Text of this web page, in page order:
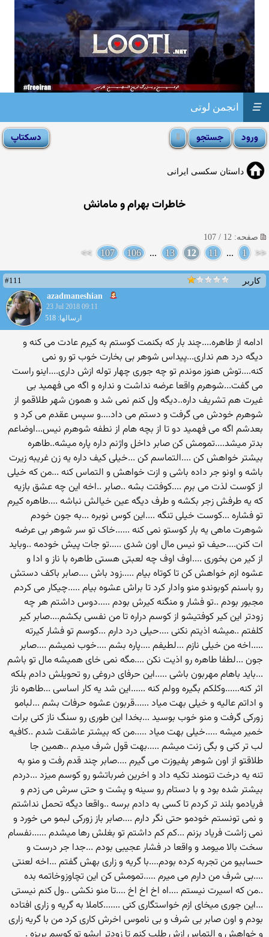
انجمن لوتی ☰
داستان سکسی ایرانی
خاطرات بهرام و مامانش
صفحه: 12 / 107
<<
1
...
11
12
13
...
106
107
>>
کاربر
#111
azadmaneshian
23 Jul 2018 09:11
ارسالها: 518
ادامه از طاهره....چند بار که بکنمت کوستم به کیرم عادت می کنه و
دیگه درد هم نداری...پیداس شوهر بی بخارت خوب تو رو نمی
کنه....توش هنوز موندم تو چه جوری چهار توله ازش داری....اینو راست
می گفت...شوهرم واقعا عرضه نداشت و نداره و اگه می فهمید بی
غیرت هم تشریف داره..دیگه ول کنم نمی شد و همون شهر طلاقمو از
شوهرم خودش می گرفت و دستم می داد....و سپس عقدم می کرد و
بعدشم اگه می فهمید دو تا از بچه هام از نطفه شوهرم نیس...اوضاعم
بدتر میشد....تمومش کن صابر داخل واژنم داره پاره میشه..طاهره
بیشتر خواهش کن ....التماسم کن ...خیلی کیف داره یه زن غریبه زیرت
باشه و اونو جر داده باشی و ازت خواهش و التماس کنه ...من که خیلی
از کوست لذت می برم ....کوفتت بشه ..صابر ..اخه این چه عشق بازیه
که یه طرفش زجر بکشه و طرف دیگه عین خیالش نباشه ....طاهره کیرم
تو فشاره ...کوست خیلی تنگه ....این کوس نوبره ...به جون خودم
شوهرت ماهی یه بار کوستو نمی کنه ......خاک تو سر شوهر بی عرضه
ات کنن....حیف تو نیس مال اون شدی .....تو جات پیش خودمه ..وباید
از کیر من بخوری ....اوف اوف چه لعبتی هستی طاهره با ناز و ادا و
عشوه ازم خواهش کن تا کوتاه بیام .....زود باش ....صابر باکف دستش
رو باسنم کوبوندو منو وادار کرد تا براش عشوه بیام .....چیکار می کردم
مجبور بودم ..تو فشار و منگنه کیرش بودم .....دوس داشتم هر چه
زودتر این کیر کوفتیشو از کوسم دراره تا من نفسی بکشم....صابر کیر
کلفتم ..میشه اذیتم نکنی ....حیلی درد دارم ...کوسم تو فشار کیرته
.....اخه من خیلی نازم ...لطیفم ....پاره بشم ....خوب نمیشم ....صابر
جون ...لطفا طاهره رو اذیت نکن ....مگه نمی خای همیشه مال تو باشم
...باید باهام مهربون باشی .....این حرفای دروغی رو تحویلش دادم بلکه
اثر کنه......وکلکم بگیره وولم کنه ......این شد یه کار اساسی ...طاهره ناز
و اداتم عالیه و خیلی بهت میاد ......قربون عشوه حرفات بشم ...لبامو
زورکی گرفت و منو خوب بوسید ...بخدا این طوری رو سنگ ناز کنی برات
خمیر میشه .....خیلی بهت میاد .....من که بیشتر عاشقت شدم ..کافیه
لب تر کنی و بگی زنت میشم .....بهت قول شرف میدم ..همین جا
طلاقتو از اون شوهر پفیوزت می گیرم ....صابر چند قدم رفت و منو به
تنه یه درخت تنومند تکیه داد و اخرین ضرباتشو رو کوسم میزد ...دردم
بیشتر شده بود و با دستام رو سینه و پشت و حتی سرش می زدم و
فریادمو بلند تر کردم تا کسی به دادم برسه ..واقعا دیگه تحمل نداشتم
و نمی تونستم خودمو حتی نگر دارم ....صابر باز زورکی لبمو می خورد و
نمی زاشت فریاد بزنم ...کم کم داشتم تو بغلش رها میشدم ......نفسام
سخت بالا میومد و واقعا در فشار عجیبی بودم ...جدا جر درست و
حسابیو من تجربه کرده بودم....با گریه و زاری بهش گفتم ...اخه لعنتی
....بی شرف من دارم می میرم .....تمومش کن این تچاوزوخاتمه بده
..من که اسیرت نیستم ....اه اخ اخ اخ ....تا منو نکشی ..ول کنم نیستی
...این جوری میخای ازم خواستگاری کنی .......کاملا به گریه و زاری افتاده
بودم و اون صابر بی شرف و بی ناموس اخرش کاری کرد من با گریه زاری